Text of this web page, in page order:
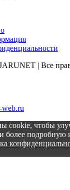
| Все
web.ru
cookie, чтобы
более